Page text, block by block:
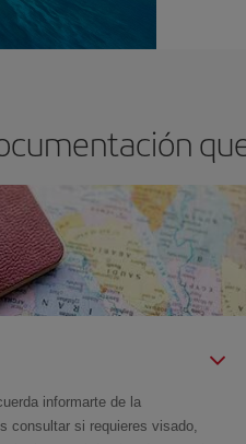
informarte de la
consultar si requieres visado,